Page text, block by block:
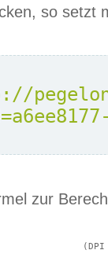
so setzt
zur